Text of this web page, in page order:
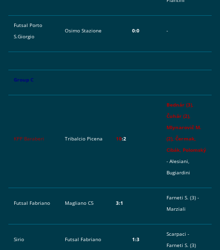
Futsal Porto
S.Giorgio
Osimo Stazione 0:0 -
Group C
KPP Baraberi Tribalcio Picena 10:2
Bednár (3),
Čuhár (2),
Mlynarovič M.
(2), Čermak,
Cibák, Polomský
- Alesiani,
Bugiardini
Futsal Fabriano Magliano C5 3:1
Farneti S. (3) -
Marziali
Sirio Futsal Fabriano 1:3
Scarpaci -
Farneti S. (3)